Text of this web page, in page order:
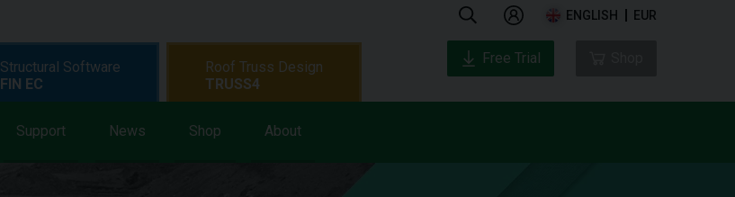
ENGLISH EUR
Support News Shop About
Structural Software
FIN EC
Roof Truss Design
TRUSS4
Free Trial